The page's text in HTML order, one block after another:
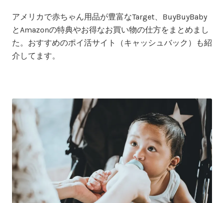
アメリカで赤ちゃん用品が豊富なTarget、BuyBuyBaby
とAmazonの特典やお得なお買い物の仕方をまとめまし
た。おすすめのポイ活サイト（キャッシュバック）も紹
介してます。